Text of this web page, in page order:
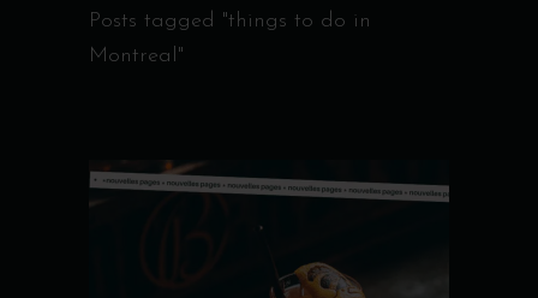
Posts tagged "things to do in
Montreal"